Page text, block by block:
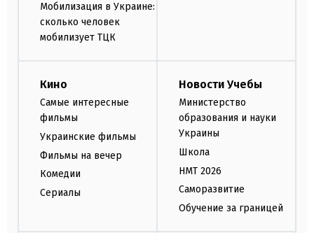
Мобилизация в Украине:
сколько человек
мобилизует ТЦК
Кино
Самые интересные
фильмы
Украинские фильмы
Фильмы на вечер
Комедии
Сериалы
Новости Учебы
Министерство
образования и науки
Украины
Школа
НМТ 2026
Саморазвитие
Обучение за границей